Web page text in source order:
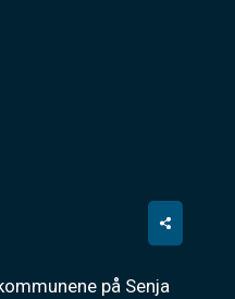
på Senja